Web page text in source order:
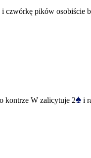
pików osobiście
kontrze W zalicytuje 2♠ i